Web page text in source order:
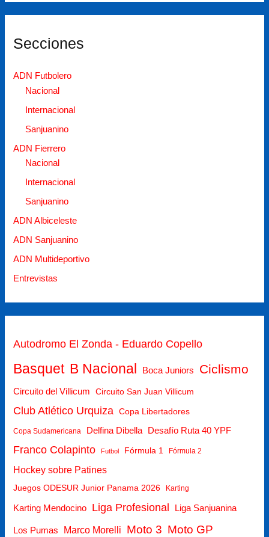
Secciones
ADN Futbolero
Nacional
Internacional
Sanjuanino
ADN Fierrero
Nacional
Internacional
Sanjuanino
ADN Albiceleste
ADN Sanjuanino
ADN Multideportivo
Entrevistas
Autodromo El Zonda - Eduardo Copello
Basquet B Nacional Boca Juniors Ciclismo
Circuito del Villicum Circuito San Juan Villicum
Club Atlético Urquiza Copa Libertadores
Copa Sudamericana Delfina Dibella Desafío Ruta 40 YPF
Franco Colapinto Futbol Fórmula 1 Fórmula 2
Hockey sobre Patines
Juegos ODESUR Junior Panama 2026 Karting
Karting Mendocino Liga Profesional Liga Sanjuanina
Los Pumas Marco Morelli Moto 3 Moto GP